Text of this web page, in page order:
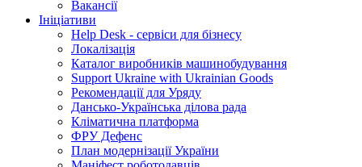
Вакансії
Ініціативи
Help Desk - сервіси для бізнесу
Локалізація
Каталог виробників машинобудування
Support Ukraine with Ukrainian Goods
Рекомендації для Уряду
Дансько-Українська ділова рада
Кліматична платформа
ФРУ Дефенс
План модернізації України